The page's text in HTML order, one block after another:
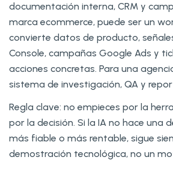
documentación interna, CRM y
marca ecommerce, puede ser un
convierte datos de producto,
Console, campañas Google Ads y
acciones concretas. Para una
sistema de investigación, QA y
Regla clave: no empieces por la
por la decisión. Si la IA no hace una
más fiable o más rentable, sigue
demostración tecnológica, no un